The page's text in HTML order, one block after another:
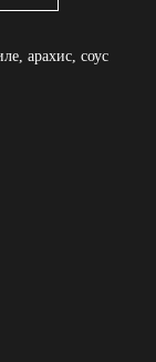
арахис, соус